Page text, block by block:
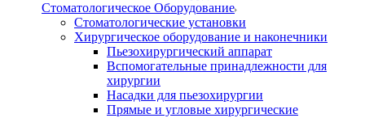
Стоматологическое Оборудование
Стоматологические установки
Хирургическое оборудование и наконечники
Пьезохирургический аппарат
Вспомогательные принадлежности для
хирургии
Насадки для пьезохирургии
Прямые и угловые хирургические